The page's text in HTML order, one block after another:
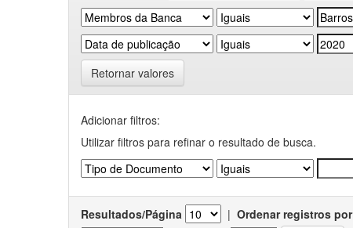
Retornar valores
Adicionar filtros:
Utilizar filtros para refinar o resultado de busca.
Resultados/Página | Ordenar registros por